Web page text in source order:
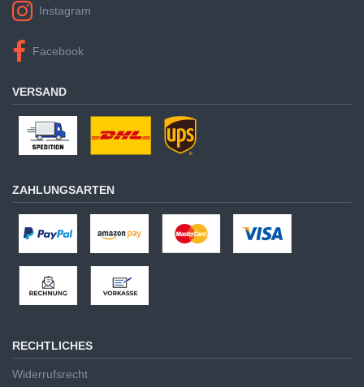
Instagram
Facebook
VERSAND
ZAHLUNGSARTEN
RECHTLICHES
Widerrufsrecht